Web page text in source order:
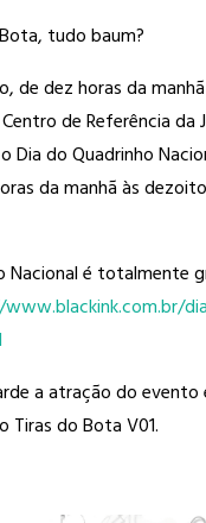
tudo baum?
de dez horas da
de Referência da
Dia do Quadrinho
da manhã às
Nacional é totalmente
www.blackink.com.br/
a atração do evento
Tiras do Bota V01.